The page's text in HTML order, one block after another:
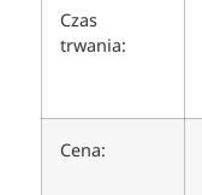
Czas
trwania:
Cena: